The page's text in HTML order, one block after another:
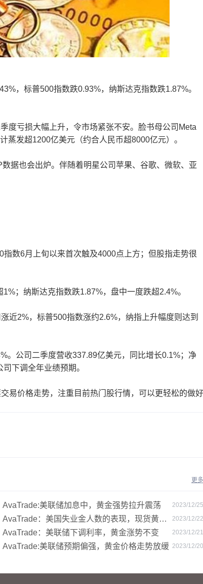
，标普500指数跌0.93%，纳斯达克指数跌1.87%。
亏损大幅上升，令市场紧张不安。脸书母公司Meta
蒸发超1200亿美元（约合人民币超8000亿元）。
也会出炉。伴随着明星公司苹果、谷歌、微软、亚
数6月上旬以来首次触及4000点上方；但股指走势很
；纳斯达克指数跌1.87%，盘中一度跌超2.4%。
2%，标普500指数涨约2.6%，纳指上升幅度则达到
公司二季度营收337.89亿美元，同比增长0.1%；净
下调全年业绩预期。
价格走势，注重目前热门股行情，可以更轻松的做好
更多
AvaTrade:美联储加息中，黄金强势拉升震荡 2023/12/25
AvaTrade：美国失业金人数的表现，现货黄金
持续高位震荡
2023/12/22
AvaTrade：美联储下调利率，黄金涨势不变 2023/12/21
AvaTrade:美联储预期偏强，黄金价格走势放缓 2023/12/20